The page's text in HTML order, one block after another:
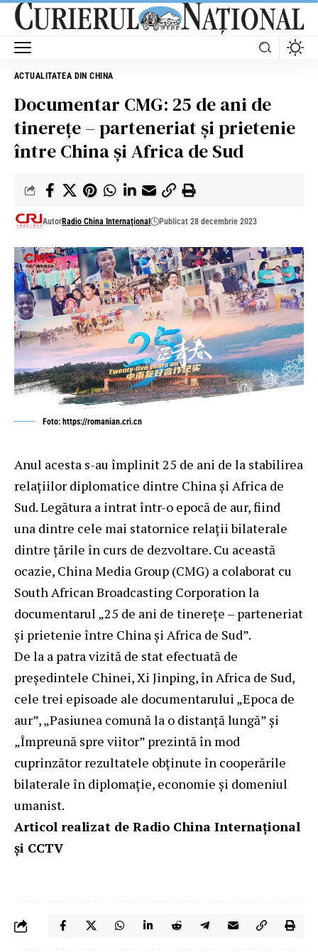
ACTUALITATEA DIN CHINA
Documentar CMG: 25 de ani de
tinerețe – parteneriat și prietenie
între China și Africa de Sud
AutorRadio China Internaţional Publicat 28 decembrie 2023
Foto: https://romanian.cri.cn
Anul acesta s-au împlinit 25 de ani de la stabilirea
relațiilor diplomatice dintre China și Africa de
Sud. Legătura a intrat într-o epocă de aur, fiind
una dintre cele mai statornice relații bilaterale
dintre țările în curs de dezvoltare. Cu această
ocazie, China Media Group (CMG) a colaborat cu
South African Broadcasting Corporation la
documentarul „25 de ani de tinerețe – parteneriat
și prietenie între China și Africa de Sud”.
De la a patra vizită de stat efectuată de
președintele Chinei, Xi Jinping, în Africa de Sud,
cele trei episoade ale documentarului „Epoca de
aur”, „Pasiunea comună la o distanță lungă” și
„Împreună spre viitor” prezintă în mod
cuprinzător rezultatele obținute în cooperările
bilaterale în diplomație, economie și domeniul
umanist.
Articol realizat de Radio China Internațional
și CCTV